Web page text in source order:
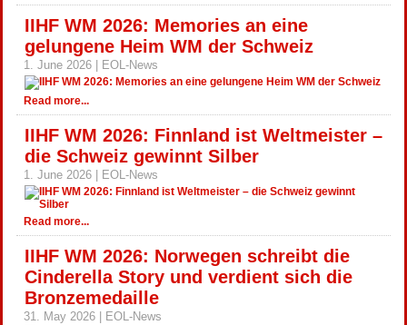
IIHF WM 2026: Memories an eine
gelungene Heim WM der Schweiz
1. June 2026 | EOL-News
Read more...
IIHF WM 2026: Finnland ist Weltmeister –
die Schweiz gewinnt Silber
1. June 2026 | EOL-News
Read more...
IIHF WM 2026: Norwegen schreibt die
Cinderella Story und verdient sich die
Bronzemedaille
31. May 2026 | EOL-News